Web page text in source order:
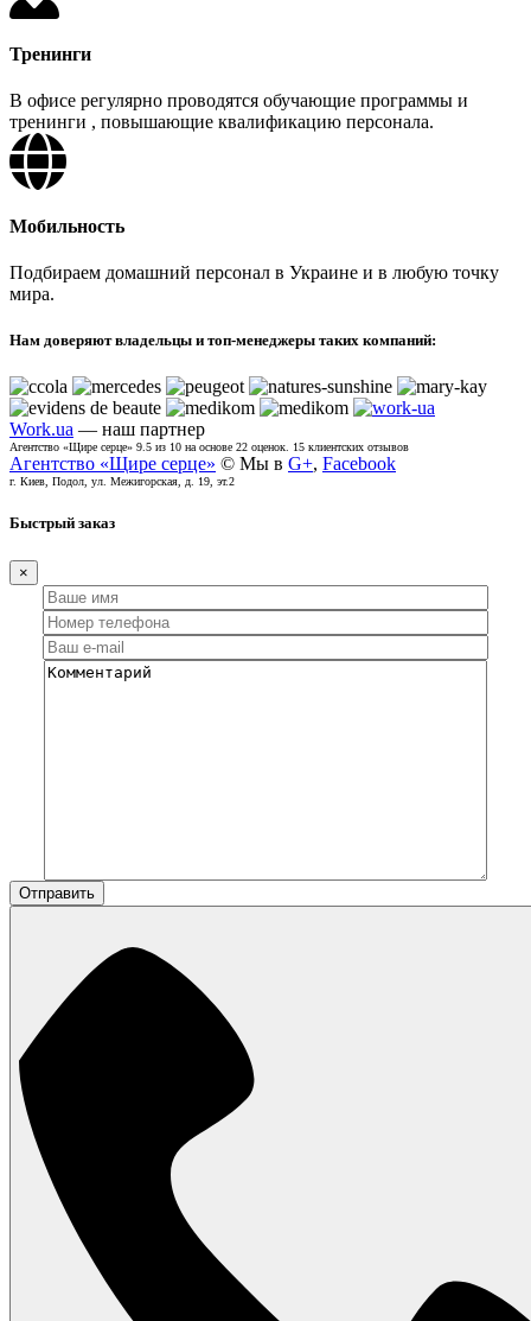
Тренинги
В офисе регулярно проводятся обучающие программы и
тренинги , повышающие квалификацию персонала.
Мобильность
Подбираем домашний персонал в Украине и в любую точку
мира.
Нам доверяют владельцы и топ-менеджеры таких компаний:
Work.ua — наш партнер
Агентство «Щире серце» 9.5 из 10 на основе 22 оценок. 15 клиентских отзывов
Агентство «Щире серце» © Мы в G+, Facebook
г. Киев, Подол, ул. Межигорская, д. 19, эт.2
Быстрый заказ
×
Отправить